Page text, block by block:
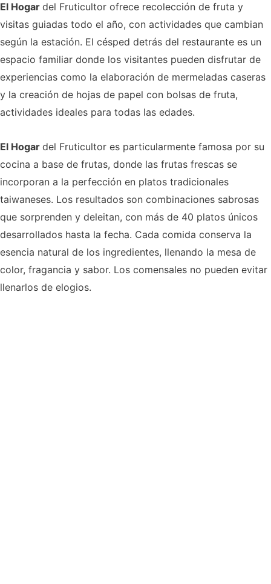
El Hogar del Fruticultor ofrece recolección de fruta y
visitas guiadas todo el año, con actividades que cambian
según la estación. El césped detrás del restaurante es un
espacio familiar donde los visitantes pueden disfrutar de
experiencias como la elaboración de mermeladas caseras
y la creación de hojas de papel con bolsas de fruta,
actividades ideales para todas las edades.
El Hogar del Fruticultor es particularmente famosa por su
cocina a base de frutas, donde las frutas frescas se
incorporan a la perfección en platos tradicionales
taiwaneses. Los resultados son combinaciones sabrosas
que sorprenden y deleitan, con más de 40 platos únicos
desarrollados hasta la fecha. Cada comida conserva la
esencia natural de los ingredientes, llenando la mesa de
color, fragancia y sabor. Los comensales no pueden evitar
llenarlos de elogios.